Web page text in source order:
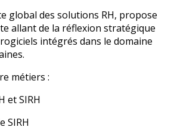
global des solutions RH, propose
allant de la réflexion stratégique
intégrés dans le domaine
métiers :
et SIRH
SIRH